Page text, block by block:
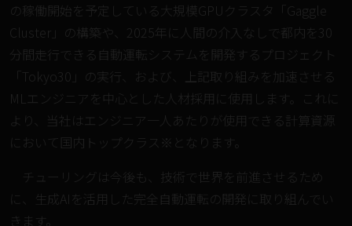
の稼働開始を予定している大規模GPUクラスタ「Gaggle
Cluster」の構築や、2025年に人間の介入なしで都内を30
分間走行できる自動運転システムを開発するプロジェクト
「Tokyo30」の実行、および、上記取り組みを加速させる
MLエンジニアを中心とした人材採用に使用します。これに
より、当社はエンジニア一人あたりが使用できる計算資源
において国内トップクラス※となります。
チューリングは今後も、技術で世界を前進させるため
に、生成AIを活用した完全自動運転の開発に取り組んでい
きます。